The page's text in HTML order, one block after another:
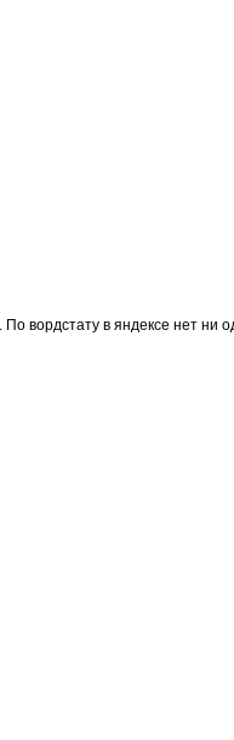
вордстату в яндексе нет